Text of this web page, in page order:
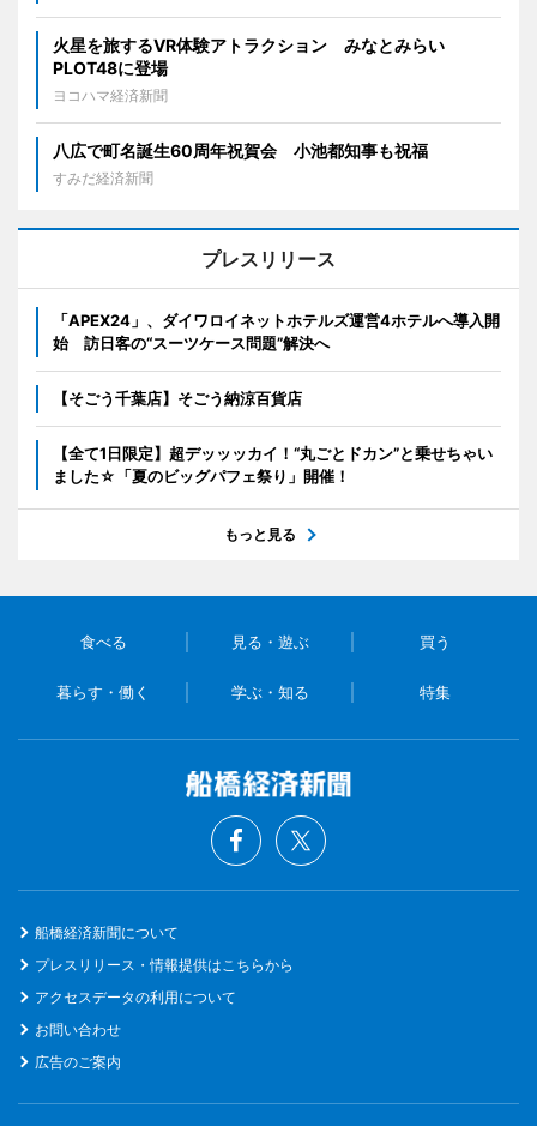
火星を旅するVR体験アトラクション みなとみらい
PLOT48に登場
ヨコハマ経済新聞
八広で町名誕生60周年祝賀会 小池都知事も祝福
すみだ経済新聞
プレスリリース
「APEX24」、ダイワロイネットホテルズ運営4ホテルへ導入開
始 訪日客の“スーツケース問題”解決へ
【そごう千葉店】そごう納涼百貨店
【全て1日限定】超デッッッカイ！“丸ごとドカン”と乗せちゃい
ました☆「夏のビッグパフェ祭り」開催！
もっと見る
食べる 見る・遊ぶ 買う
暮らす・働く 学ぶ・知る 特集
船橋経済新聞について
プレスリリース・情報提供はこちらから
アクセスデータの利用について
お問い合わせ
広告のご案内